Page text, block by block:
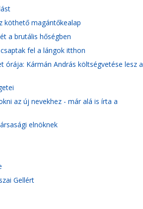
köthető magántőkealap
a brutális hőségben
fel a lángok itthon
órája: Kármán András költségvetése lesz a
az új nevekhez - már alá is írta a
elnöknek
Gellért